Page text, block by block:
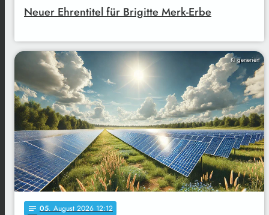
Neuer Ehrentitel für Brigitte Merk-Erbe
KI generiert
notes 05. August 2026 12:12